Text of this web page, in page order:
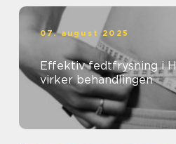
07. august 2025
Effektiv fedtfrysning i
virker behandlingen